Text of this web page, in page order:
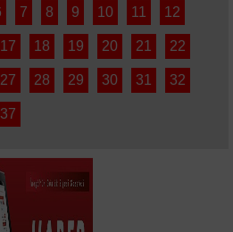
7 8 9 10 11 12
17 18 19 20 21 22
27 28 29 30 31 32
37